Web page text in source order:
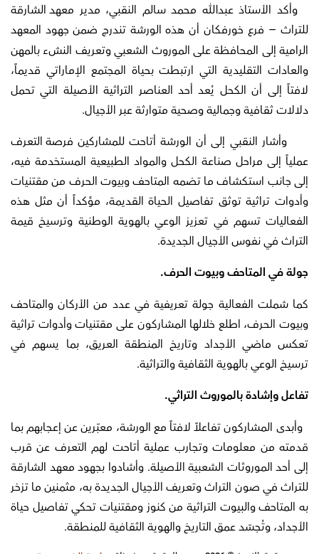
وأكد الأستاذ عبدالله محمد سالم النقبي، مدير معهد الشارقة
للتراث – فرع خورفكان أن هذه الورشة تندرج ضمن جهود المعهد
الرامية إلى المحافظة على الموروث الشعبي وتعريف النشء بالمهن
والعادات التقليدية التي ارتبطت بحياة المجتمع الإماراتي قديماً،
لافتاً إلى أن الكحل يُعد أحد العناصر التراثية الأصيلة التي تحمل
دلالات ثقافية وجمالية وصحية متوارثة عبر الأجيال.
وأشار النقبي إلى أن الورشة أتاحت للمشاركين فرصة التعرف
عملياً إلى مراحل صناعة الكحل والمواد الطبيعية المستخدمة فيه،
إلى جانب استكشاف ما تضمه المتاحف وبيوت الحرف من مقتنيات
وأدوات تراثية توثق تفاصيل الحياة القديمة، مؤكداً أن مثل هذه
الفعاليات تسهم في تعزيز الوعي بالهوية الوطنية وترسيخ قيمة
التراث في نفوس الأجيال الجديدة.
جولة في المتاحف وبيوت الحرف.
كما شملت الفعالية جولة تعريفية في عدد من الأركان والمتاحف
وبيوت الحرف، اطلع خلالها المشاركون على مقتنيات وأدوات تراثية
تعكس ماضي الأجداد وتاريخ المنطقة العريق، بما يسهم في
ترسيخ الوعي بالهوية الثقافية والتراثية.
تفاعل وإشادة بالموروث التراثي.
وأبدى المشاركون تفاعلاً لافتاً مع الورشة، معبّرين عن إعجابهم بما
قدمته من معلومات وتجارب عملية أتاحت لهم التعرف عن قرب
إلى أحد الموروثات الشعبية الأصيلة. وأشادوا بجهود معهد الشارقة
للتراث في صون التراث وتعريف الأجيال الجديدة به، مثمنين ما تزخر
به المتاحف والبيوت التراثية من كنوز ومقتنيات تحكي تفاصيل حياة
الأجداد، وتُجسّد عمق التاريخ والهوية الثقافية للمنطقة.